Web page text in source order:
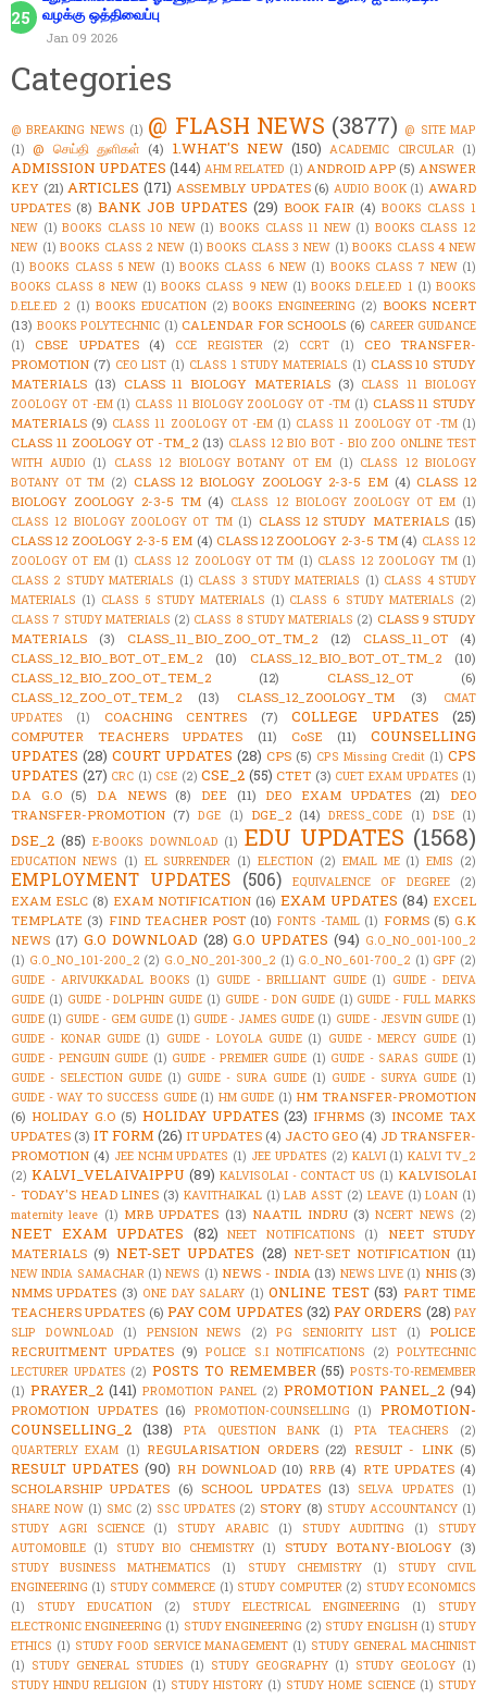
வழக்கு ஒத்திவைப்பு
Jan 09 2026
Categories
@ BREAKING NEWS (1) @ FLASH NEWS (3877) @ SITE MAP
(1) @ செய்தி துளிகள் (4) 1.WHAT'S NEW (150) ACADEMIC CIRCULAR (1)
ADMISSION UPDATES (144) AHM RELATED (1) ANDROID APP (5) ANSWER
KEY (21) ARTICLES (171) ASSEMBLY UPDATES (6) AUDIO BOOK (1) AWARD
UPDATES (8) BANK JOB UPDATES (29) BOOK FAIR (4) BOOKS CLASS 1
NEW (1) BOOKS CLASS 10 NEW (1) BOOKS CLASS 11 NEW (1) BOOKS CLASS 12
NEW (1) BOOKS CLASS 2 NEW (1) BOOKS CLASS 3 NEW (1) BOOKS CLASS 4 NEW
(1) BOOKS CLASS 5 NEW (1) BOOKS CLASS 6 NEW (1) BOOKS CLASS 7 NEW (1)
BOOKS CLASS 8 NEW (1) BOOKS CLASS 9 NEW (1) BOOKS D.ELE.ED 1 (1) BOOKS
D.ELE.ED 2 (1) BOOKS EDUCATION (2) BOOKS ENGINEERING (2) BOOKS NCERT
(13) BOOKS POLYTECHNIC (1) CALENDAR FOR SCHOOLS (6) CAREER GUIDANCE
(1)
CBSE UPDATES (4) CCE REGISTER (2) CCRT (1)
CEO TRANSFER-
PROMOTION (7) CEO LIST (1) CLASS 1 STUDY MATERIALS (1) CLASS 10 STUDY
MATERIALS (13) CLASS 11 BIOLOGY MATERIALS (3) CLASS 11 BIOLOGY
ZOOLOGY OT -EM (1) CLASS 11 BIOLOGY ZOOLOGY OT -TM (1) CLASS 11 STUDY
MATERIALS (9) CLASS 11 ZOOLOGY OT -EM (1) CLASS 11 ZOOLOGY OT -TM (1)
CLASS 11 ZOOLOGY OT -TM_2 (13) CLASS 12 BIO BOT - BIO ZOO ONLINE TEST
WITH AUDIO (1) CLASS 12 BIOLOGY BOTANY OT EM (1) CLASS 12 BIOLOGY
BOTANY OT TM (2) CLASS 12 BIOLOGY ZOOLOGY 2-3-5 EM (4) CLASS 12
BIOLOGY ZOOLOGY 2-3-5 TM (4) CLASS 12 BIOLOGY ZOOLOGY OT EM (1)
CLASS 12 BIOLOGY ZOOLOGY OT TM (1) CLASS 12 STUDY MATERIALS (15)
CLASS 12 ZOOLOGY 2-3-5 EM (4) CLASS 12 ZOOLOGY 2-3-5 TM (4) CLASS 12
ZOOLOGY OT EM (1) CLASS 12 ZOOLOGY OT TM (1) CLASS 12 ZOOLOGY TM (1)
CLASS 2 STUDY MATERIALS (1) CLASS 3 STUDY MATERIALS (1) CLASS 4 STUDY
MATERIALS (1) CLASS 5 STUDY MATERIALS (1) CLASS 6 STUDY MATERIALS (2)
CLASS 7 STUDY MATERIALS (2) CLASS 8 STUDY MATERIALS (2) CLASS 9 STUDY
MATERIALS
(3) CLASS_11_BIO_ZOO_OT_TM_2 (12) CLASS_11_OT
(4)
CLASS_12_BIO_BOT_OT_EM_2
(10) CLASS_12_BIO_BOT_OT_TM_2
(10)
CLASS_12_BIO_ZOO_OT_TEM_2
(12) CLASS_12_OT
(6)
CLASS_12_ZOO_OT_TEM_2
(13) CLASS_12_ZOOLOGY_TM (3)
CMAT
UPDATES
(1) COACHING CENTRES (7) COLLEGE UPDATES (25)
COMPUTER TEACHERS UPDATES (11) CoSE (11)
COUNSELLING
UPDATES (28) COURT UPDATES (28) CPS (5) CPS Missing Credit (1) CPS
UPDATES (27) CRC (1) CSE (2) CSE_2 (55) CTET (3) CUET EXAM UPDATES (1)
D.A G.O (5) D.A NEWS (8) DEE (11) DEO EXAM UPDATES (21)
DEO
TRANSFER-PROMOTION (7) DGE (1) DGE_2 (14) DRESS_CODE (1) DSE (1)
DSE_2 (85) E-BOOKS DOWNLOAD (1) EDU UPDATES (1568)
EDUCATION NEWS (1) EL SURRENDER (1) ELECTION (2) EMAIL ME (1) EMIS (2)
EMPLOYMENT UPDATES (506) EQUIVALENCE OF DEGREE (2)
EXAM ESLC (8) EXAM NOTIFICATION (16) EXAM UPDATES (84) EXCEL
TEMPLATE (3) FIND TEACHER POST (10) FONTS -TAMIL (1) FORMS (5) G.K
NEWS (17) G.O DOWNLOAD (28) G.O UPDATES (94) G.O_NO_001-100_2
(1) G.O_NO_101-200_2 (2) G.O_NO_201-300_2 (1) G.O_NO_601-700_2 (1) GPF (2)
GUIDE - ARIVUKKADAL BOOKS (1) GUIDE - BRILLIANT GUIDE (1) GUIDE - DEIVA
GUIDE (1) GUIDE - DOLPHIN GUIDE (1) GUIDE - DON GUIDE (1) GUIDE - FULL MARKS
GUIDE (1) GUIDE - GEM GUIDE (1) GUIDE - JAMES GUIDE (1) GUIDE - JESVIN GUIDE (1)
GUIDE - KONAR GUIDE (1) GUIDE - LOYOLA GUIDE (1) GUIDE - MERCY GUIDE (1)
GUIDE - PENGUIN GUIDE (1) GUIDE - PREMIER GUIDE (1) GUIDE - SARAS GUIDE (1)
GUIDE - SELECTION GUIDE (1) GUIDE - SURA GUIDE (1) GUIDE - SURYA GUIDE (1)
GUIDE - WAY TO SUCCESS GUIDE (1) HM GUIDE (1) HM TRANSFER-PROMOTION
(6) HOLIDAY G.O (5) HOLIDAY UPDATES (23) IFHRMS (3) INCOME TAX
UPDATES (3) IT FORM (26) IT UPDATES (4) JACTO GEO (4) JD TRANSFER-
PROMOTION (4) JEE NCHM UPDATES (1) JEE UPDATES (2) KALVI (1) KALVI TV_2
(2) KALVI_VELAIVAIPPU (89) KALVISOLAI - CONTACT US (1) KALVISOLAI
- TODAY'S HEAD LINES (3) KAVITHAIKAL (1) LAB ASST (2) LEAVE (1) LOAN (1)
maternity leave (1) MRB UPDATES (13) NAATIL INDRU (3) NCERT NEWS (2)
NEET EXAM UPDATES (82) NEET NOTIFICATIONS (1)
NEET STUDY
MATERIALS (9) NET-SET UPDATES (28) NET-SET NOTIFICATION (11)
NEW INDIA SAMACHAR (1) NEWS (1) NEWS - INDIA (13) NEWS LIVE (1) NHIS (3)
NMMS UPDATES (3) ONE DAY SALARY (1) ONLINE TEST (53) PART TIME
TEACHERS UPDATES (6) PAY COM UPDATES (32) PAY ORDERS (28) PAY
SLIP DOWNLOAD
(1) PENSION NEWS (2) PG SENIORITY LIST (1)
POLICE
RECRUITMENT UPDATES (9) POLICE S.I NOTIFICATIONS (2) POLYTECHNIC
LECTURER UPDATES (2) POSTS TO REMEMBER (55) POSTS-TO-REMEMBER
(1) PRAYER_2 (141) PROMOTION PANEL (2) PROMOTION PANEL_2 (94)
PROMOTION UPDATES (16) PROMOTION-COUNSELLING (1)
PROMOTION-
COUNSELLING_2 (138) PTA QUESTION BANK (1) PTA TEACHERS
(2)
QUARTERLY EXAM (1) REGULARISATION ORDERS (22) RESULT - LINK (5)
RESULT UPDATES (90) RH DOWNLOAD (10) RRB (4) RTE UPDATES (4)
SCHOLARSHIP UPDATES (6) SCHOOL UPDATES (13) SELVA UPDATES
(1)
SHARE NOW (1) SMC (2) SSC UPDATES (2) STORY (8) STUDY ACCOUNTANCY (1)
STUDY AGRI SCIENCE
(1) STUDY ARABIC (1) STUDY AUDITING (1)
STUDY
AUTOMOBILE (1) STUDY BIO CHEMISTRY (1) STUDY BOTANY-BIOLOGY (3)
STUDY BUSINESS MATHEMATICS (1) STUDY CHEMISTRY (1)
STUDY CIVIL
ENGINEERING (1) STUDY COMMERCE (1) STUDY COMPUTER (2) STUDY ECONOMICS
(1)
STUDY EDUCATION (2) STUDY ELECTRICAL ENGINEERING (1)
STUDY
ELECTRONIC ENGINEERING (1) STUDY ENGINEERING (2) STUDY ENGLISH (1) STUDY
ETHICS (1) STUDY FOOD SERVICE MANAGEMENT (1) STUDY GENERAL MACHINIST
(1) STUDY GENERAL STUDIES (1) STUDY GEOGRAPHY (1) STUDY GEOLOGY (1)
STUDY HINDU RELIGION (1) STUDY HISTORY (1) STUDY HOME SCIENCE (1) STUDY